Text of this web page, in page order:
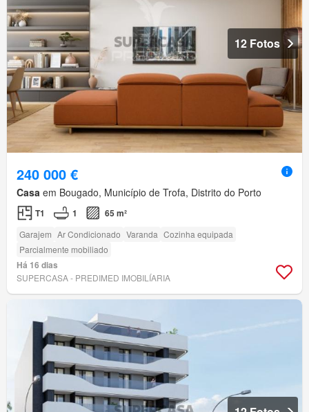
12 Fotos
240 000 €
Casa em Bougado, Município de Trofa, Distrito do Porto
T1 1 65 m²
Garajem Ar Condicionado Varanda Cozinha equipada
Parcialmente mobiliado
Há 16 dias
SUPERCASA - PREDIMED IMOBILÍARIA